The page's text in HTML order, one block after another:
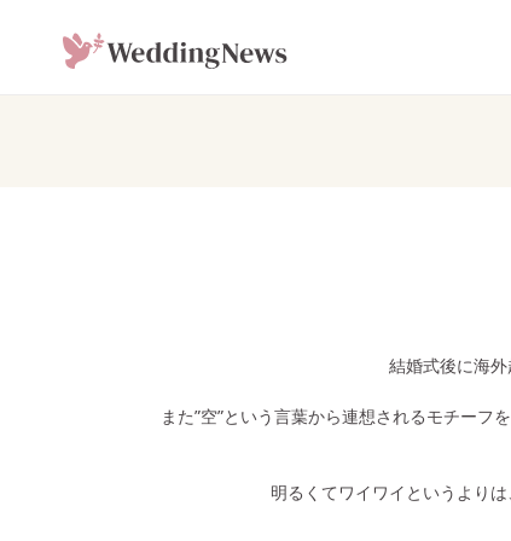
結婚式後に海
また”空”という言葉から連想されるモチー
明るくてワイワイというより